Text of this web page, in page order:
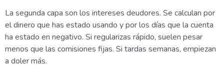
La segunda capa son los intereses deudores. Se calculan por
el dinero que has estado usando y por los días que la cuenta
ha estado en negativo. Si regularizas rápido, suelen pesar
menos que las comisiones fijas. Si tardas semanas, empiezan
a doler más.